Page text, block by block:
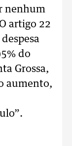
nenhum
artigo 22
do
Grossa,
aumento,